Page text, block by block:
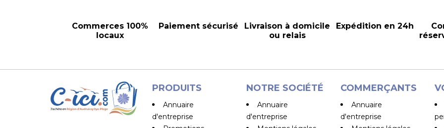
Commerces 100%
locaux
Paiement sécurisé
Livraison à domicile
ou relais
Expédition en 24h
PRODUITS
Annuaire
d'entreprise
NOTRE SOCIÉTÉ
Annuaire
d'entreprise
COMMERÇANTS
Annuaire
d'entreprise